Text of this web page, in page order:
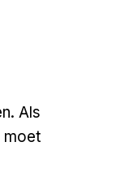
Als
moet